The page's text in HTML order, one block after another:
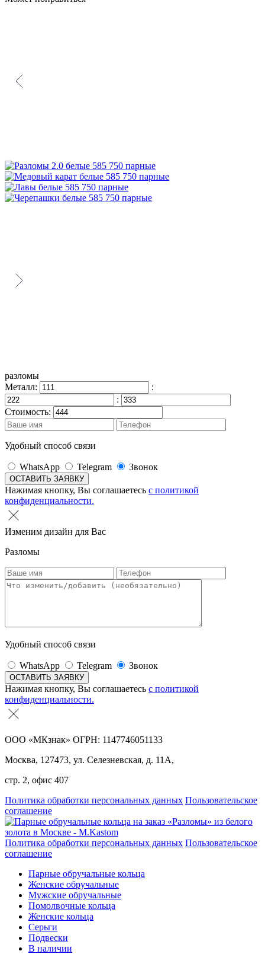
разломы
Металл:
:
:
Стоимость:
Удобный способ связи
WhatsApp Telegram Звонок
Нажимая кнопку, Вы соглашаетесь с политикой
конфиденциальности.
Изменим дизайн для Вас
Разломы
Удобный способ связи
WhatsApp Telegram Звонок
Нажимая кнопку, Вы соглашаетесь с политикой
конфиденциальности.
ООО «МКзнак» ОГРН: 1147746051133
Москва, 127473, ул. Селезневская, д. 11А,
стр. 2, офис 407
Политика обработки персональных данных Пользовательское
соглашение
Политика обработки персональных данных Пользовательское
соглашение
Парные обручальные кольца
Женские обручальные
Мужские обручальные
Помолвочные кольца
Женские кольца
Серьги
Подвески
В наличии